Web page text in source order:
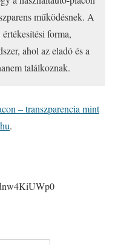
működésnek. A
forma,
ahol az eladó és a
találkoznak.
– transzparencia mint
.